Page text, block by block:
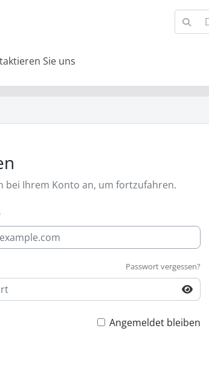
Sie uns
bei Ihrem Konto an, um fortzufahren.
Passwort vergessen?
Angemeldet bleiben